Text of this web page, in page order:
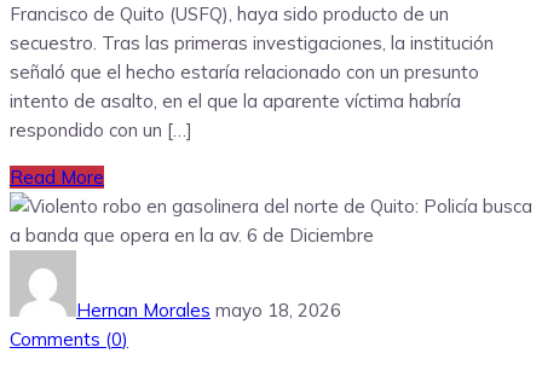
Francisco de Quito (USFQ), haya sido producto de un
secuestro. Tras las primeras investigaciones, la institución
señaló que el hecho estaría relacionado con un presunto
intento de asalto, en el que la aparente víctima habría
respondido con un […]
Read More
Hernan Morales mayo 18, 2026
Comments (0)